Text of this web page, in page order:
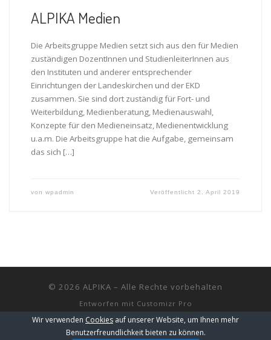
ALPIKA Medien
Die Arbeitsgruppe Medien setzt sich aus den für Medien
zuständigen DozentInnen und StudienleiterInnen aus
den Instituten und anderer entsprechender
Einrichtungen der Landeskirchen und der EKD
zusammen. Sie sind dort zuständig für Fort- und
Weiterbildung, Medienberatung, Medienauswahl,
Konzepte für den Medieneinsatz, Medienentwicklung
u.a.m. Die Arbeitsgruppe hat die Aufgabe, gemeinsam
das sich […]
von wpadmin Veröffentlicht2. April 2019
© 2026 ALPIKA – Alle Rechte vorbehalten
Entworfen mit Customizr Pro
Wir verwenden Cookies auf unserer Website, um Ihnen mehr
Benutzerfreundlichkeit bieten zu können.